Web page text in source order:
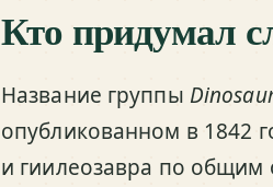
Кто придумал
Название группы
опубликованном в 1842
и гиилеозавра по общим